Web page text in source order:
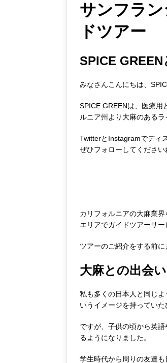
i
t
t
e
g
m
n
サンフラ
ドツアー
SPICE GREEN
みなさんこんにちは、
SPICE GREENは、医療用
ルニア州より大麻のあるラ
TwitterとInstagramでディ
ぜひフォローしてください
カリフォルニアの大麻業
エリアでガイドツアーサー
ツアーのご紹介をする前
大麻との出会い
私も多くの日本人と同じ
いうイメージを持っていた
ですが、子供の頃から英
るようになりました。
学生時代から周りの友達